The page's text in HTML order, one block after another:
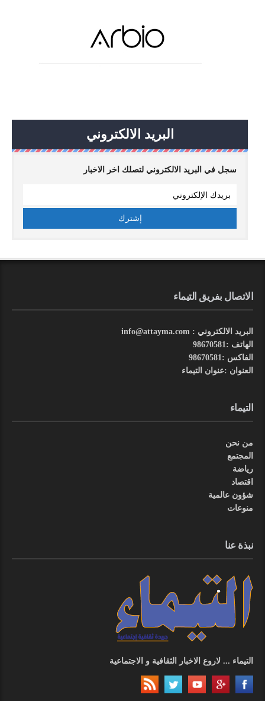
البريد الالكتروني
سجل في البريد الالكتروني لتصلك اخر الاخبار
الاتصال بفريق التيماء
البريد الالكتروني : info@attayma.com
الهاتف :98670581
الفاكس :98670581
العنوان :عنوان التيماء
التيماء
من نحن
المجتمع
رياضة
اقتصاد
شؤون عالمية
منوعات
نبذة عنا
التيماء ... لاروع الاخبار الثقافية و الاجتماعية